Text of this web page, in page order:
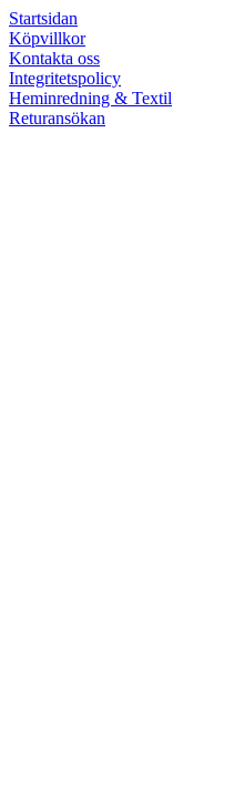
Startsidan
Köpvillkor
Kontakta oss
Integritetspolicy
Heminredning & Textil
Returansökan